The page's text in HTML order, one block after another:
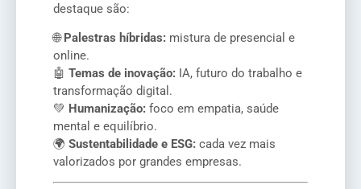
destaque são:
🌐Palestras híbridas: mistura de presencial e
online.
🤖 Temas de inovação: IA, futuro do trabalho e
transformação digital.
💚 Humanização: foco em empatia, saúde
mental e equilíbrio.
🌍 Sustentabilidade e ESG: cada vez mais
valorizados por grandes empresas.